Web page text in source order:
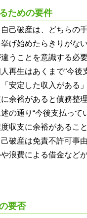
ための要件
己破産は、どちらの
げ始めたらきりがな
うことを意識する必
再生はあくまで“今後
安定した収入がある
余裕があると債務整
の通り“今後支払っ
収支に余裕があるこ
破産は免責不許可事
浪費による借金など
要否